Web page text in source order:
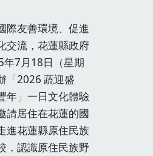
際友善環境、促進
交流，花蓮縣政府
年7月18日（星期
「2026 蔬迎盛
年」一日文化體驗
請居住在花蓮的國
進花蓮縣原住民族
，認識原住民族野